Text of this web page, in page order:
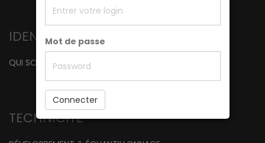
Mot de passe
Connecter
IDENTITÉ
QUI SOMMES NOUS
TECHNICITÉ